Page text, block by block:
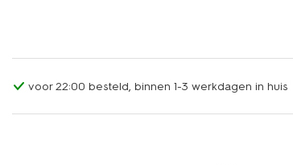
voor 22:00 besteld, binnen 1-3 werkdagen in huis